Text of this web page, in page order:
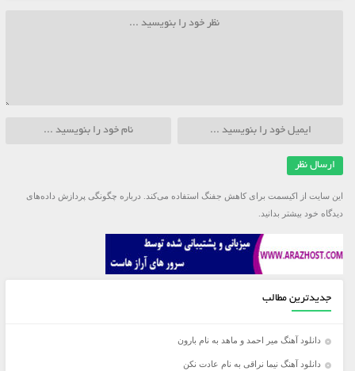
این سایت از اکیسمت برای کاهش جفنگ استفاده می‌کند. درباره چگونگی پردازش داده‌های
دیدگاه خود بیشتر بدانید.
جدیدترین مطالب
دانلود آهنگ میر احمد و ماهد به نام بارون
دانلود آهنگ نیما نراقی به نام عادت نکن